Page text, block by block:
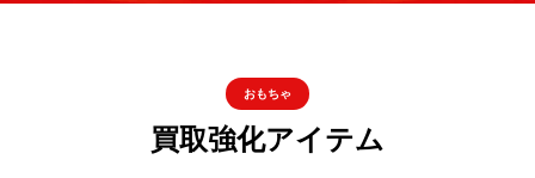
おもちゃ
買取強化アイテム